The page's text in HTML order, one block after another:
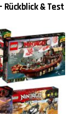
Rückblick & Test